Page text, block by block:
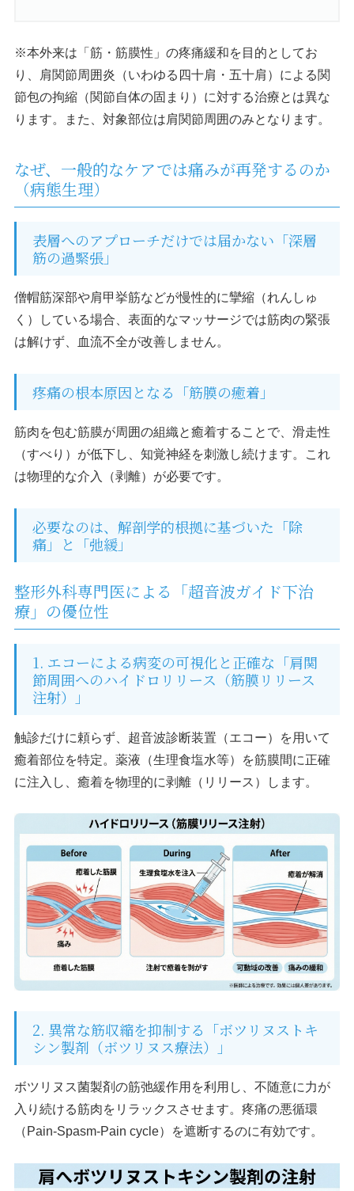
※本外来は「筋・筋膜性」の疼痛緩和を目的としてお
り、肩関節周囲炎（いわゆる四十肩・五十肩）による関
節包の拘縮（関節自体の固まり）に対する治療とは異な
ります。また、対象部位は肩関節周囲のみとなります。
なぜ、一般的なケアでは痛みが再発するのか
（病態生理）
表層へのアプローチだけでは届かない「深層
筋の過緊張」
僧帽筋深部や肩甲挙筋などが慢性的に攣縮（れんしゅ
く）している場合、表面的なマッサージでは筋肉の緊張
は解けず、血流不全が改善しません。
疼痛の根本原因となる「筋膜の癒着」
筋肉を包む筋膜が周囲の組織と癒着することで、滑走性
（すべり）が低下し、知覚神経を刺激し続けます。これ
は物理的な介入（剥離）が必要です。
必要なのは、解剖学的根拠に基づいた「除
痛」と「弛緩」
整形外科専門医による「超音波ガイド下治
療」の優位性
1. エコーによる病変の可視化と正確な「肩関
節周囲へのハイドロリリース（筋膜リリース
注射）」
触診だけに頼らず、超音波診断装置（エコー）を用いて
癒着部位を特定。薬液（生理食塩水等）を筋膜間に正確
に注入し、癒着を物理的に剥離（リリース）します。
2. 異常な筋収縮を抑制する「ボツリヌストキ
シン製剤（ボツリヌス療法）」
ボツリヌス菌製剤の筋弛緩作用を利用し、不随意に力が
入り続ける筋肉をリラックスさせます。疼痛の悪循環
（Pain-Spasm-Pain cycle）を遮断するのに有効です。